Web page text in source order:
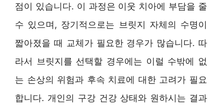
점이 있습니다. 이 과정은 이웃 치아에 부담을 줄
수 있으며, 장기적으로는 브릿지 자체의 수명이
짧아졌을 때 교체가 필요한 경우가 많습니다. 따
라서 브릿지를 선택할 경우에는 이럴 수밖에 없
는 손상의 위험과 후속 치료에 대한 고려가 필요
합니다. 개인의 구강 건강 상태와 원하시는 결과